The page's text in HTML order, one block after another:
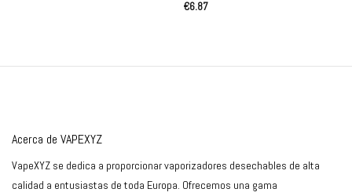
Valorado
€6.87
Acerca de VAPEXYZ
VapeXYZ se dedica a proporcionar vaporizadores desechables de alta
calidad a entusiastas de toda Europa. Ofrecemos una gama